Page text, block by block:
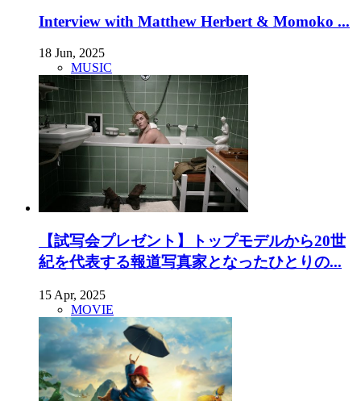
Interview with Matthew Herbert & Momoko ...
18 Jun, 2025
MUSIC
【試写会プレゼント】トップモデルから20世
紀を代表する報道写真家となったひとりの...
15 Apr, 2025
MOVIE